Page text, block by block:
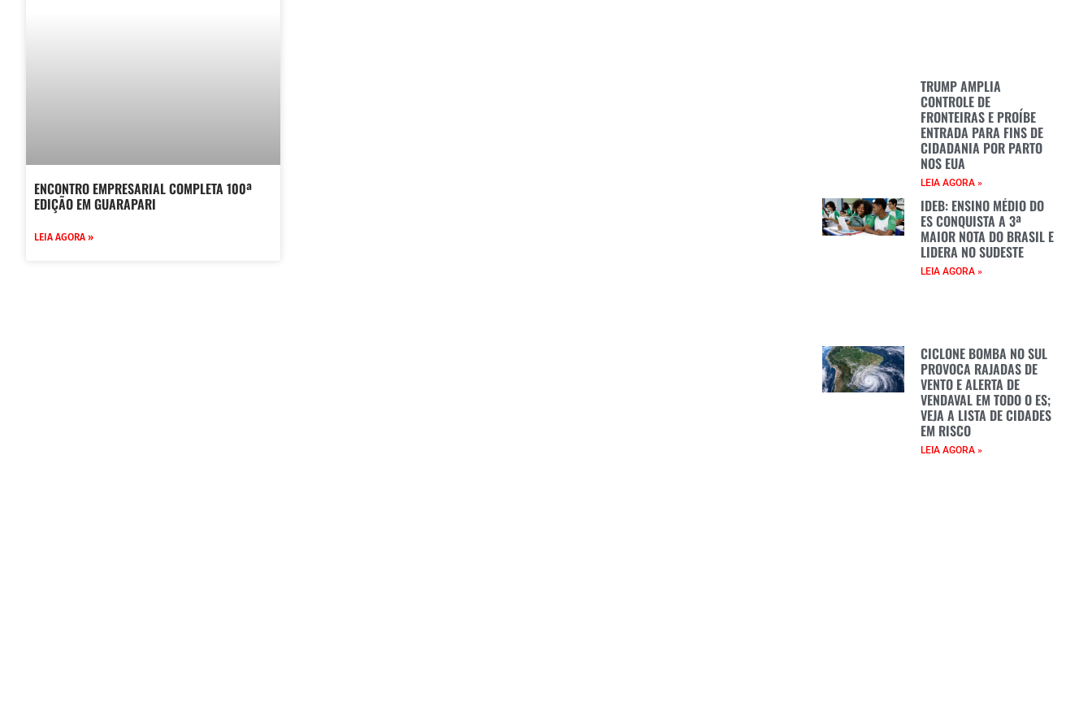
ENCONTRO EMPRESARIAL COMPLETA 100ª
EDIÇÃO EM GUARAPARI
LEIA AGORA »
TRUMP AMPLIA
CONTROLE DE
FRONTEIRAS E PROÍBE
ENTRADA PARA FINS DE
CIDADANIA POR PARTO
NOS EUA
LEIA AGORA »
IDEB: ENSINO MÉDIO DO
ES CONQUISTA A 3ª
MAIOR NOTA DO BRASIL E
LIDERA NO SUDESTE
LEIA AGORA »
CICLONE BOMBA NO SUL
PROVOCA RAJADAS DE
VENTO E ALERTA DE
VENDAVAL EM TODO O ES;
VEJA A LISTA DE CIDADES
EM RISCO
LEIA AGORA »